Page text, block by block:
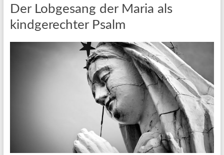
Der Lobgesang der Maria als
kindgerechter Psalm